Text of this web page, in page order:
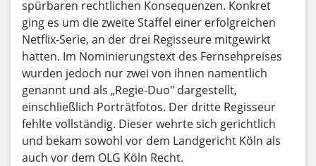
spürbaren rechtlichen Konsequenzen. Konkret
ging es um die zweite Staffel einer erfolgreichen
Netflix-Serie, an der drei Regisseure mitgewirkt
hatten. Im Nominierungstext des Fernsehpreises
wurden jedoch nur zwei von ihnen namentlich
genannt und als „Regie-Duo" dargestellt,
einschließlich Porträtfotos. Der dritte Regisseur
fehlte vollständig. Dieser wehrte sich gerichtlich
und bekam sowohl vor dem Landgericht Köln als
auch vor dem OLG Köln Recht.